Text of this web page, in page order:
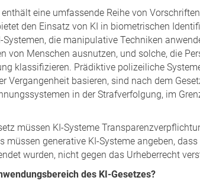
enthält eine umfassende Reihe von
den Einsatz von KI in biometrischen
Systemen, die manipulative Techniken
von Menschen ausnutzen, und solche, die
klassifizieren. Prädiktive polizeiliche
Vergangenheit basieren, sind nach dem
in der Strafverfolgung, im
müssen KI-Systeme
müssen generative KI-Systeme angeben,
wurden, nicht gegen das Urheberrecht
des KI-Gesetzes?